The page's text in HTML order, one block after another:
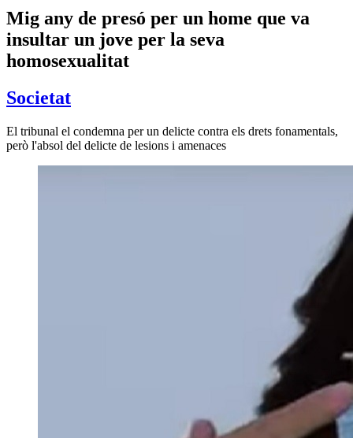
Mig any de presó per un home que va
insultar un jove per la seva
homosexualitat
Societat
El tribunal el condemna per un delicte contra els drets fonamentals,
però l'absol del delicte de lesions i amenaces